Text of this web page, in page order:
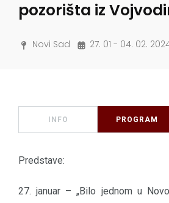
pozorišta iz
Novi Sad 27. 01 - 04. 02.
INFO PROGRAM
Predstave:
27. januar – „Bilo jednom u